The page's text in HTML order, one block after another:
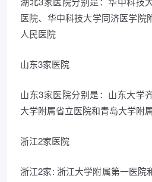
医院、华中科技大学同济医学院
人民医院
山东3家医院
山东3家医院分别是：山东大学
大学附属省立医院和青岛大学附
浙江2家医院
浙江2家: 浙江大学附属第一医院